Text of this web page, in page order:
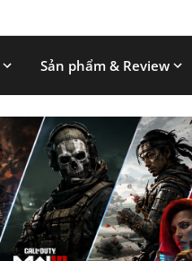
Sản phẩm & Review